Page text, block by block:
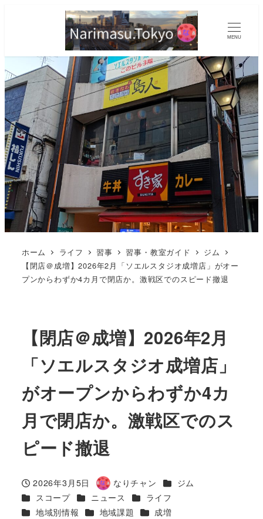
MENU
ホーム ライフ 習事 習事・教室ガイド
ジム
【閉店＠成増】2026年2月「ソエルスタジオ成増店」がオー
プンからわずか4カ月で閉店か。激戦区でのスピード撤退
【閉店＠成増】2026年2月
「ソエルスタジオ成増店」
がオープンからわずか4カ
月で閉店か。激戦区でのス
ピード撤退
投稿日
2026年3月5日
著
者
なりチャン カテゴリー
ジム
カテゴリー
スコープ カテゴリー
ニュース カテゴリー
ライフ
カテゴリー
地域別情報 カテゴリー
地域課題 カテゴリー
成増